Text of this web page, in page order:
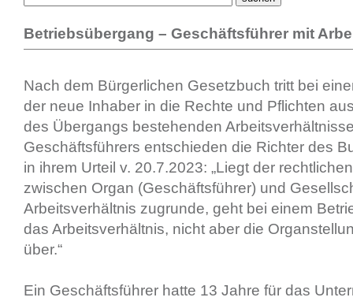
Betriebsübergang – Geschäftsführer mit
Nach dem Bürgerlichen Gesetzbuch tritt bei
der neue Inhaber in die Rechte und Pflichten
des Übergangs bestehenden
Geschäftsführers entschieden die Richter des
in ihrem Urteil v. 20.7.2023: „Liegt der
zwischen Organ (Geschäftsführer) und
Arbeitsverhältnis zugrunde, geht bei einem
das Arbeitsverhältnis, nicht aber die
über.“
Ein Geschäftsführer hatte 13 Jahre für das